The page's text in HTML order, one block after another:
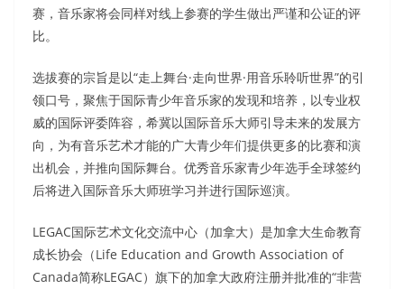
赛，音乐家将会同样对线上参赛的学生做出严谨和公证的评
比。
选拔赛的宗旨是以“走上舞台·走向世界·用音乐聆听世界”的引
领口号，聚焦于国际青少年音乐家的发现和培养，以专业权
威的国际评委阵容，希冀以国际音乐大师引导未来的发展方
向，为有音乐艺术才能的广大青少年们提供更多的比赛和演
出机会，并推向国际舞台。优秀音乐家青少年选手全球签约
后将进入国际音乐大师班学习并进行国际巡演。
LEGAC国际艺术文化交流中心（加拿大）是加拿大生命教育
成长协会（Life Education and Growth Association of
Canada简称LEGAC）旗下的加拿大政府注册并批准的“非营